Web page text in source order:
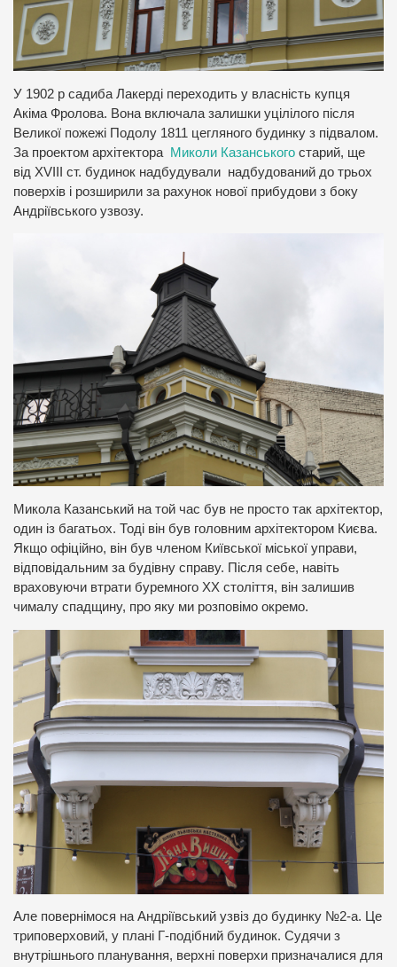
У 1902 р садиба Лакерді переходить у власність купця
Акіма Фролова. Вона включала залишки уцілілого після
Великої пожежі Подолу 1811 цегляного будинку з підвалом.
За проектом архітектора Миколи Казанського старий, ще
від XVIII ст. будинок надбудували надбудований до трьох
поверхів і розширили за рахунок нової прибудови з боку
Андріївського узвозу.
Микола Казанський на той час був не просто так архітектор,
один із багатьох. Тоді він був головним архітектором Києва.
Якщо офіційно, він був членом Київської міської управи,
відповідальним за будівну справу. Після себе, навіть
враховуючи втрати буремного ХХ століття, він залишив
чималу спадщину, про яку ми розповімо окремо.
Але повернімося на Андріївський узвіз до будинку №2-а. Це
триповерховий, у плані Г-подібний будинок. Судячи з
внутрішнього планування, верхні поверхи призначалися для